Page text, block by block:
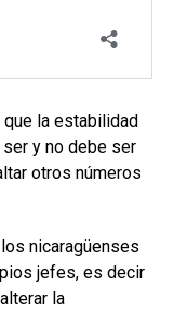
que la estabilidad
y no debe ser
otros números
nicaragüenses
jefes, es decir
la